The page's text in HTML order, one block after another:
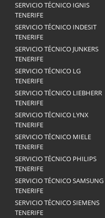
SERVICIO TÉCNICO IGNIS
TENERIFE
SERVICIO TÉCNICO INDESIT
TENERIFE
SERVICIO TÉCNICO JUNKERS
TENERIFE
SERVICIO TÉCNICO LG
TENERIFE
SERVICIO TÉCNICO LIEBHERR
TENERIFE
SERVICIO TÉCNICO LYNX
TENERIFE
SERVICIO TÉCNICO MIELE
TENERIFE
SERVICIO TÉCNICO PHILIPS
TENERIFE
SERVICIO TÉCNICO SAMSUNG
TENERIFE
SERVICIO TÉCNICO SIEMENS
TENERIFE